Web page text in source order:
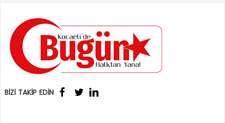
BİZİ TAKİP EDİN